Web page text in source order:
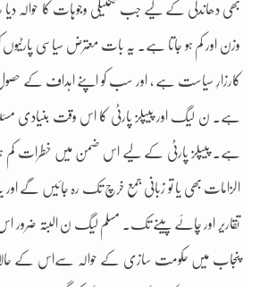
بھی دھاندلی کے لیے جب تکنیکی وجوہات کا حوالہ
وزن اور کم ہو جاتا ہے۔ یہ بات معترض سیاسی پارٹیوں
کارزارِ سیاست ہے ، اور سب کو اپنے اہداف کے
ہے۔ ن لیگ اور پیپلز پارٹی کا اس وقت بنیادی
ہے۔ پیپلز پارٹی کے لیے اس ضمن میں خطرات
الزامات بھی یا تو زبانی جمع خرچ تک رہ جائیں گے اور
تقاریر اور چائے پینے تک۔ مسلم لیگ ن البتہ ضرور اس
پنجاب میں حکومت سازی کے حوالہ سےاس کے